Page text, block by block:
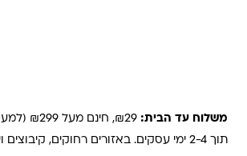
משלוח עד הבית: ₪29,